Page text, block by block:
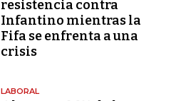
resistencia contra
Infantino mientras la
Fifa se enfrenta a una
crisis
LABORAL